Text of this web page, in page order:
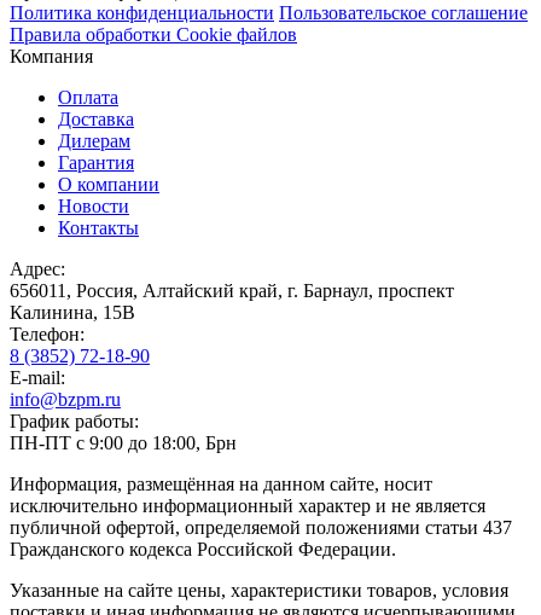
Политика конфиденциальности Пользовательское соглашение
Правила обработки Cookie файлов
Компания
Оплата
Доставка
Дилерам
Гарантия
О компании
Новости
Контакты
Адрес:
656011, Россия, Алтайский край, г. Барнаул, проспект
Калинина, 15В
Телефон:
8 (3852) 72-18-90
E-mail:
info@bzpm.ru
График работы:
ПН-ПТ с 9:00 до 18:00, Брн
Информация, размещённая на данном сайте, носит
исключительно информационный характер и не является
публичной офертой, определяемой положениями статьи 437
Гражданского кодекса Российской Федерации.
Указанные на сайте цены, характеристики товаров, условия